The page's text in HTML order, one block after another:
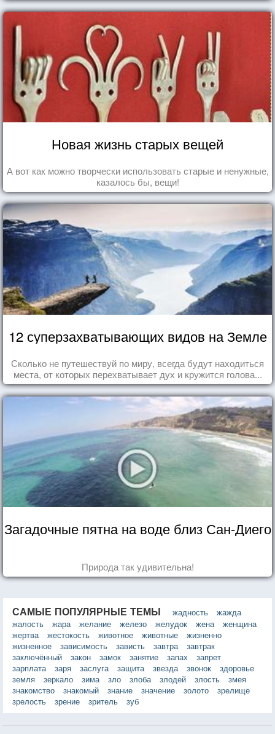
Новая жизнь старых вещей
А вот как можно творчески использовать старые и ненужные,
казалось бы, вещи!
12 суперзахватывающих видов на Земле
Сколько не путешествуй по миру, всегда будут находиться
места, от которых перехватывает дух и кружится голова...
Загадочные пятна на воде близ Сан-Диего
Природа так удивительна!
САМЫЕ ПОПУЛЯРНЫЕ ТЕМЫ жадность
жажда
жалость
жара желание железо желудок жена
женщина
жертва
жестокость животное животные
жизненно
жизненное
зависимость зависть завтра
завтрак
заключённый
закон замок занятие запах
запрет
зарплата
заря заслуга защита звезда звонок
здоровье
земля
зеркало зима зло злоба злодей злость
змея
знакомство
знакомый знание значение золото
зрелище
зрелость
зрение зритель зуб